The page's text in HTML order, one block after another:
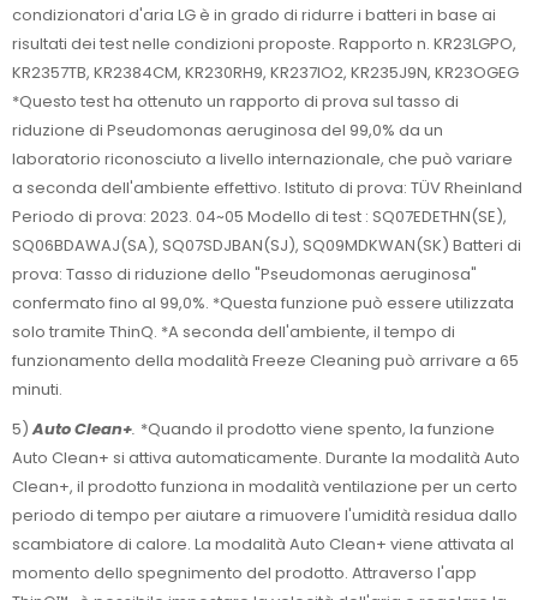
condizionatori d'aria LG è in grado di ridurre i batteri in base ai
risultati dei test nelle condizioni proposte. Rapporto n. KR23LGPO,
KR2357TB, KR2384CM, KR230RH9, KR237IO2, KR235J9N, KR23OGEG
*Questo test ha ottenuto un rapporto di prova sul tasso di
riduzione di Pseudomonas aeruginosa del 99,0% da un
laboratorio riconosciuto a livello internazionale, che può variare
a seconda dell'ambiente effettivo. Istituto di prova: TÜV Rheinland
Periodo di prova: 2023. 04~05 Modello di test : SQ07EDETHN(SE),
SQ06BDAWAJ(SA), SQ07SDJBAN(SJ), SQ09MDKWAN(SK) Batteri di
prova: Tasso di riduzione dello "Pseudomonas aeruginosa"
confermato fino al 99,0%. *Questa funzione può essere utilizzata
solo tramite ThinQ. *A seconda dell'ambiente, il tempo di
funzionamento della modalità Freeze Cleaning può arrivare a 65
minuti.
5)Auto Clean+. *Quando il prodotto viene spento, la funzione
Auto Clean+ si attiva automaticamente. Durante la modalità Auto
Clean+, il prodotto funziona in modalità ventilazione per un certo
periodo di tempo per aiutare a rimuovere l'umidità residua dallo
scambiatore di calore. La modalità Auto Clean+ viene attivata al
momento dello spegnimento del prodotto. Attraverso l'app